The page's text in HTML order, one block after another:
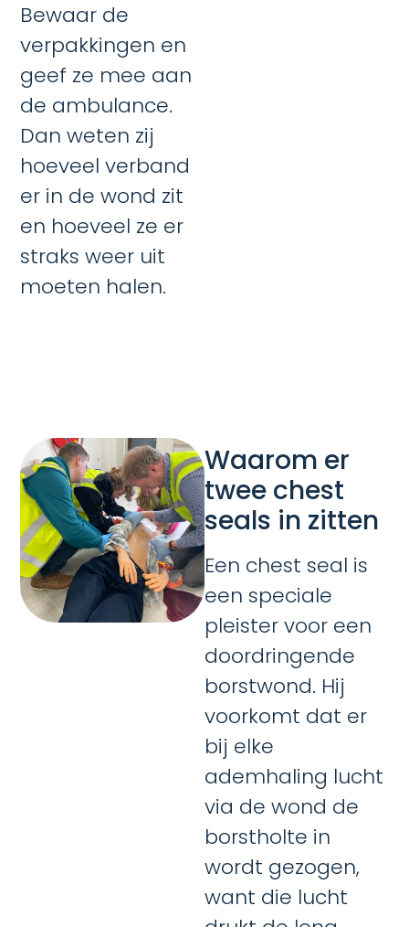
Bewaar de
verpakkingen en
geef ze mee aan
de ambulance.
Dan weten zij
hoeveel verband
er in de wond zit
en hoeveel ze er
straks weer uit
moeten halen.
Waarom er
twee chest
seals in zitten
Een chest seal is
een speciale
pleister voor een
doordringende
borstwond. Hij
voorkomt dat er
bij elke
ademhaling lucht
via de wond de
borstholte in
wordt gezogen,
want die lucht